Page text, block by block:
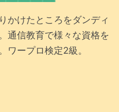
かけたところをダンディ
通信教育で様々な資格を
ワープロ検定2級。